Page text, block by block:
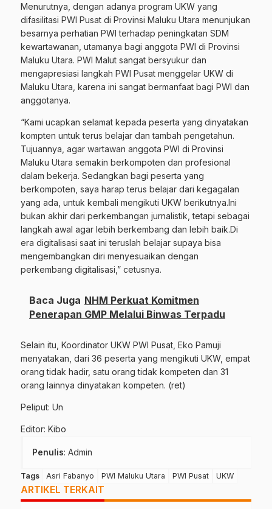
Menurutnya, dengan adanya program UKW yang
difasilitasi PWI Pusat di Provinsi Maluku Utara menunjukan
besarnya perhatian PWI terhadap peningkatan SDM
kewartawanan, utamanya bagi anggota PWI di Provinsi
Maluku Utara. PWI Malut sangat bersyukur dan
mengapresiasi langkah PWI Pusat menggelar UKW di
Maluku Utara, karena ini sangat bermanfaat bagi PWI dan
anggotanya.
“Kami ucapkan selamat kepada peserta yang dinyatakan
kompten untuk terus belajar dan tambah pengetahun.
Tujuannya, agar wartawan anggota PWI di Provinsi
Maluku Utara semakin berkompoten dan profesional
dalam bekerja. Sedangkan bagi peserta yang
berkompoten, saya harap terus belajar dari kegagalan
yang ada, untuk kembali mengikuti UKW berikutnya.Ini
bukan akhir dari perkembangan jurnalistik, tetapi sebagai
langkah awal agar lebih berkembang dan lebih baik.Di
era digitalisasi saat ini teruslah belajar supaya bisa
mengembangkan diri menyesuaikan dengan
perkembang digitalisasi,” cetusnya.
Baca Juga NHM Perkuat Komitmen
Penerapan GMP Melalui Binwas Terpadu
Selain itu, Koordinator UKW PWI Pusat, Eko Pamuji
menyatakan, dari 36 peserta yang mengikuti UKW, empat
orang tidak hadir, satu orang tidak kompeten dan 31
orang lainnya dinyatakan kompeten. (ret)
Peliput: Un
Editor: Kibo
Penulis: Admin
Tags Asri Fabanyo PWI Maluku Utara PWI Pusat UKW
ARTIKEL TERKAIT